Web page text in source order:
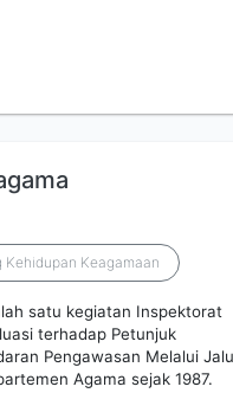
Kehidupan Keagamaan
satu kegiatan Inspektorat
terhadap Petunjuk
Pengawasan Melalui
Agama sejak 1987.